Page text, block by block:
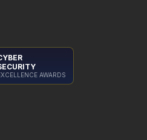
AWARDS